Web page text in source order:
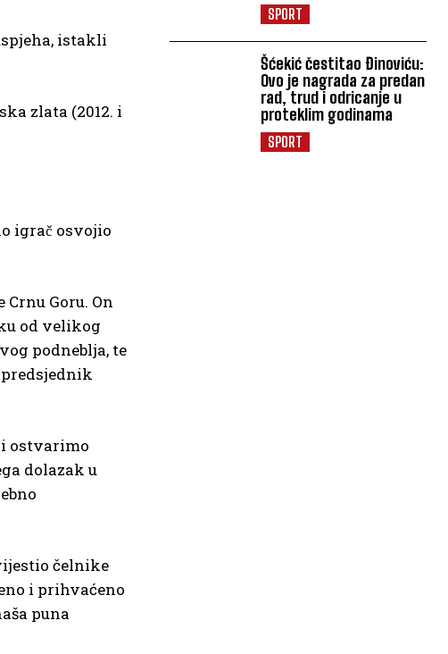
SPORT
Šćekić čestitao Đinoviću:
Ovo je nagrada za predan
rad, trud i odricanje u
proteklim godinama
SPORT
istakli
zlata (2012. i
igrač osvojio
Goru. On
od velikog
podneblja, te
predsjednik
ostvarimo
dolazak u
čelnike
i prihvaćeno
puna